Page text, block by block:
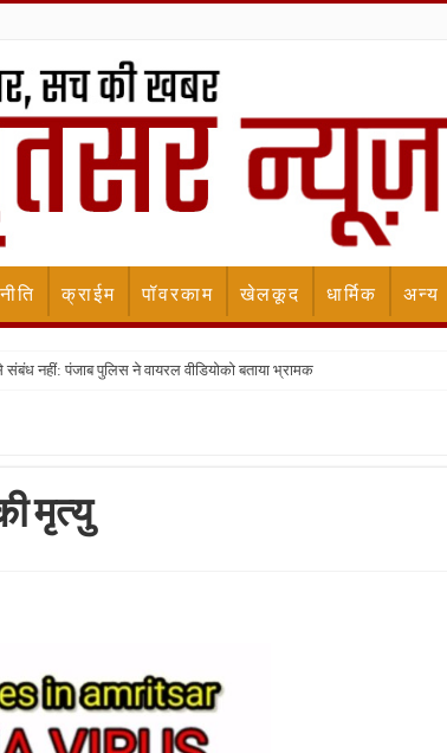
क्राईम पॉवरकाम खेलकूद धार्मिक अन्य
नहीं: पंजाब पुलिस ने वायरल वीडियोको बताया भ्रामक
मृत्यु